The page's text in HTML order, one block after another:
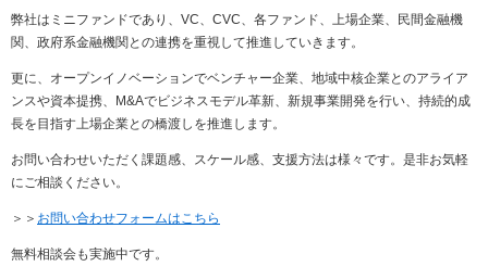
弊社はミニファンドであり、VC、CVC、各ファンド、上場企業、民間金融機
関、政府系金融機関との連携を重視して推進していきます。
更に、オープンイノベーションでベンチャー企業、地域中核企業とのアライア
ンスや資本提携、M&Aでビジネスモデル革新、新規事業開発を行い、持続的成
長を目指す上場企業との橋渡しを推進します。
お問い合わせいただく課題感、スケール感、支援方法は様々です。是非お気軽
にご相談ください。
＞＞ お問い合わせフォームはこちら
無料相談会も実施中です。